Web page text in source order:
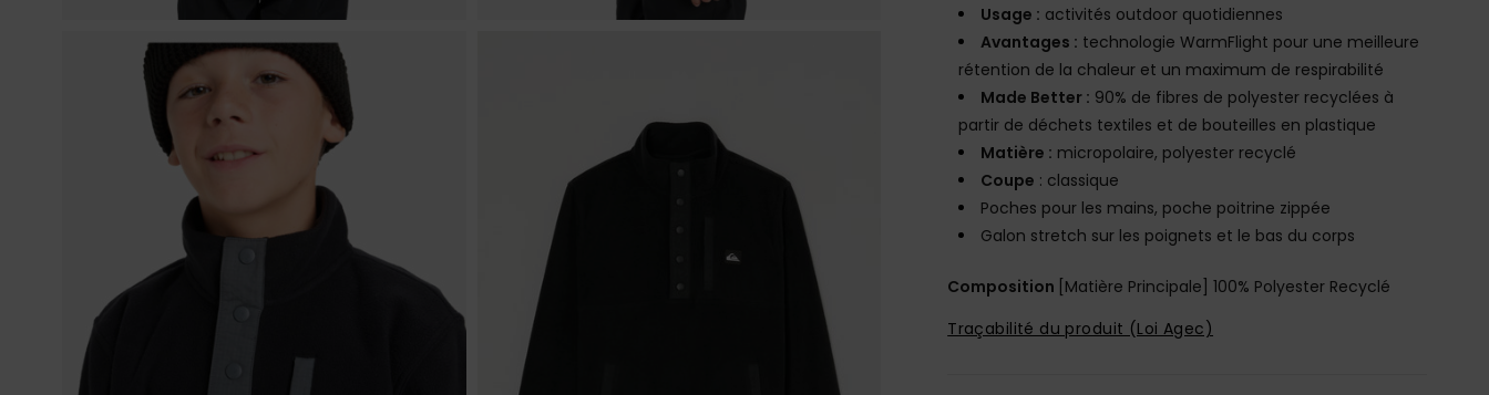
Usage : activités outdoor quotidiennes
Avantages : technologie WarmFlight pour une meilleure
rétention de la chaleur et un maximum de respirabilité
Made Better : 90% de fibres de polyester recyclées à
partir de déchets textiles et de bouteilles en plastique
Matière : micropolaire, polyester recyclé
Coupe : classique
Poches pour les mains, poche poitrine zippée
Galon stretch sur les poignets et le bas du corps
Composition [Matière Principale] 100% Polyester Recyclé
Traçabilité du produit (Loi Agec)